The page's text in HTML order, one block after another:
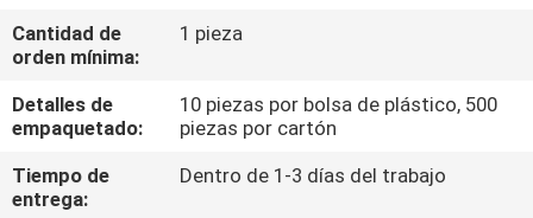
DE
CALIDAD
Cantidad de
orden mínima:
1 pieza
Detalles de
empaquetado:
10 piezas por bolsa de plástico, 500
piezas por cartón
Tiempo de
entrega:
Dentro de 1-3 días del trabajo